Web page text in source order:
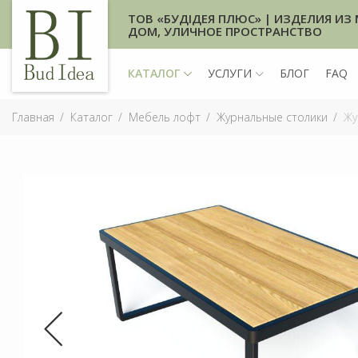
ТОВ «БУДІДЕЯ ПЛЮС» | ИЗДЕЛИЯ ИЗ
ДОМ, УЛИЧНОЕ ПРОСТРАНСТВО
КАТАЛОГ УСЛУГИ БЛОГ FAQ
Главная Каталог Мебель лофт Журнальные столики